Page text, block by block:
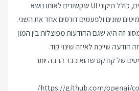
ספרתי כמעט 30 קומיטים, כולל תיקוני UI שקשורים לאותו נושא
על פני 6-7 קומיטים שונים ולפעמים דורסים אחד את השני.
זה היא שגם ההודעות מפוצלות בין המון
הודעה שייכת לאיזה שינוי קוד.
של קודקס שהוא כבר הרבה יותר
https://github.com/openai/